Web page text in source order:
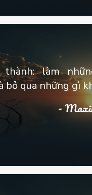
thành: làm
bỏ qua những gì
-